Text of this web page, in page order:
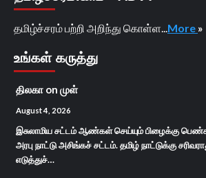
தமிழ்ச்சரம் பற்றி அறிந்து கொள்ள... More »
உங்கள் கருத்து
திலகா on முள்
August 4, 2026
இசுலாமிய சட்டம் ஆண்கள் செய்யும் பிழைக்கு
அரபு நாட்டு அசிங்கச் சட்டம். தமிழ் நாட்டுக்கு
எடுத்துச்…